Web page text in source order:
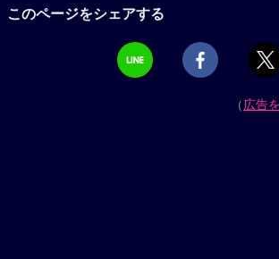
このページをシェアする
（広告